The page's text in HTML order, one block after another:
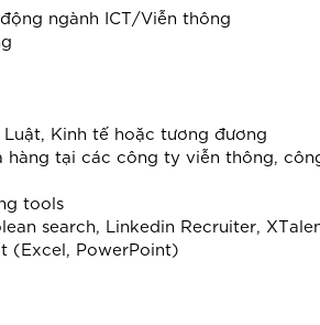
ngành ICT/Viễn thông
Kinh tế hoặc tương đương
hàng tại các công ty viễn thông,
tools
search, Linkedin Recruiter,
(Excel, PowerPoint)